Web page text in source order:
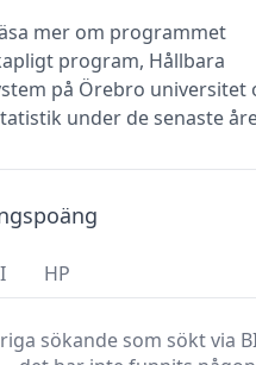
mer om programmet
program, Hållbara
på Örebro universitet
under de senaste
HP
sökande som sökt via